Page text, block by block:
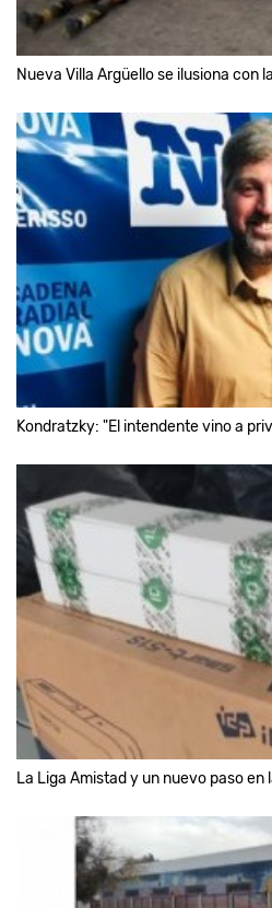
Nueva Villa Argüello se ilusiona con
Kondratzky: "El intendente vino a
La Liga Amistad y un nuevo paso